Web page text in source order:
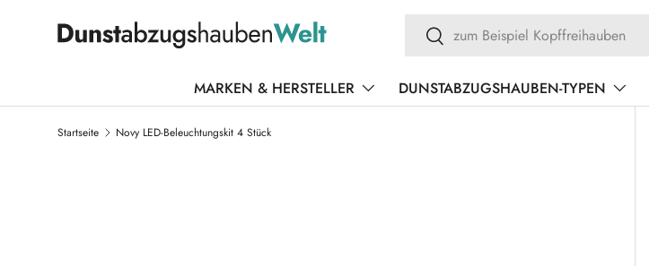
DIREKT ZUM INHALT Suchen
Suchen
MARKEN & HERSTELLER DUNSTABZUGSHAUBEN-TYPEN
Startseite Novy LED-Beleuchtungskit 4 Stück